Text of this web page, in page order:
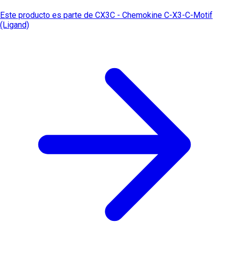
Este producto es parte de CX3C - Chemokine C-X3-C-Motif
(Ligand)